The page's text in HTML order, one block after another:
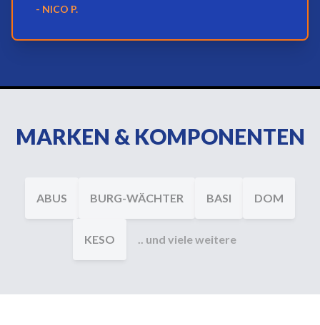
- NICO P.
MARKEN & KOMPONENTEN
ABUS BURG-WÄCHTER BASI DOM
KESO .. und viele weitere